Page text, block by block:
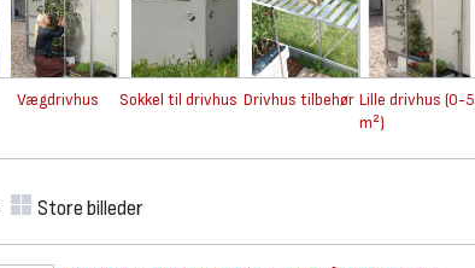
Vægdrivhus Sokkel til drivhus Drivhus tilbehør Lille drivhus (0-5
m²)
Store billeder